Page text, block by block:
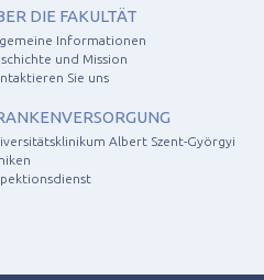
DIE FAKULTÄT
Informationen
und Mission
Sie uns
Albert Szent-Györgyi